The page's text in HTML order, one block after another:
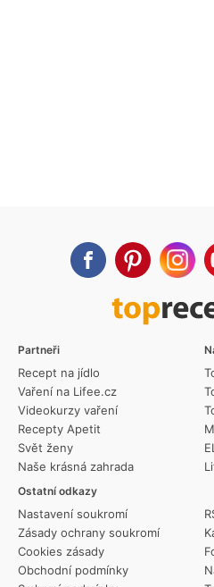
Partneři
Recept na jídlo
Vaření na Lifee.cz
Videokurzy vaření
Recepty Apetit
Svět ženy
Naše krásná zahrada
Ostatní odkazy
Nastavení soukromí
Zásady ochrany soukromí
Cookies zásady
Obchodní podmínky